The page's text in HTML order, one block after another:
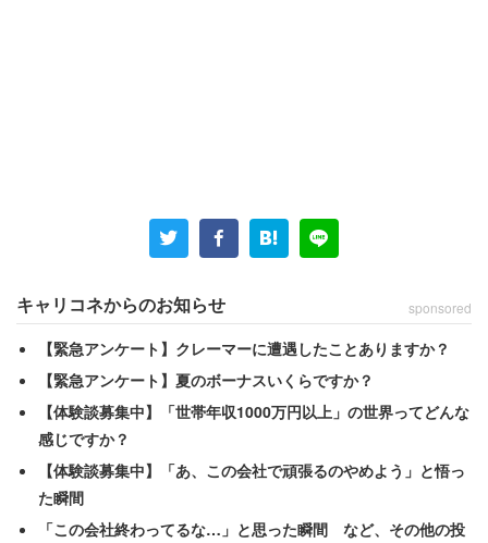
「出産、育児休暇に関してはすでに制度化されてお
り、多くの女性社員が出産育児休暇を取得し、育児
へのお迎えを行っているようです」（鹿島建設／企
画営業／40代前半男性／年収820万円）
といった口コミ が寄せられている。同社は、天保11年に創
業し、2019年に創業180年を迎えた。「霞が関ビル」「六
本木ヒルズ」をはじめとして、大規模マンション・百貨店
等の建築のほか、東京駅丸の内駅舎の保存・復原に至るま
キャリコネからのお知らせ sponsored
【緊急アンケート】クレーマーに遭遇したことありますか？
【緊急アンケート】夏のボーナスいくらですか？
【体験談募集中】「世帯年収1000万円以上」の世界ってどんな
感じですか？
【体験談募集中】「あ、この会社で頑張るのやめよう」と悟っ
た瞬間
「この会社終わってるな…」と思った瞬間 など、その他の投